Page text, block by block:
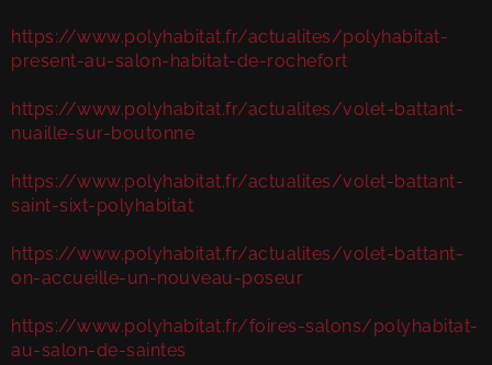
https://www.polyhabitat.fr/actualites/polyhabitat-
present-au-salon-habitat-de-rochefort
https://www.polyhabitat.fr/actualites/volet-battant-
nuaille-sur-boutonne
https://www.polyhabitat.fr/actualites/volet-battant-
saint-sixt-polyhabitat
https://www.polyhabitat.fr/actualites/volet-battant-
on-accueille-un-nouveau-poseur
https://www.polyhabitat.fr/foires-salons/polyhabitat-
au-salon-de-saintes